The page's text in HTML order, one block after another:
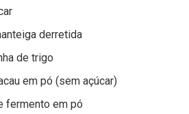
derretida
de trigo
em pó (sem açúcar)
fermento em pó